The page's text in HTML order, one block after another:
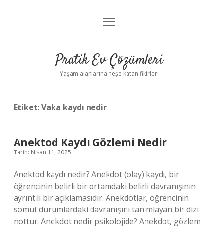
Anasayfa
Yasal Uyarı
menüyü
Pratik Ev Çözümleri
Yaşam alanlarına neşe katan fikirler!
Etiket:Vaka kaydı nedir
Anektod Kaydı Gözlemi Nedir
Tarih: Nisan 11, 2025
Anektod kaydı nedir? Anekdot (olay) kaydı, bir
öğrencinin belirli bir ortamdaki belirli davranışının
ayrıntılı bir açıklamasıdır. Anekdotlar, öğrencinin
somut durumlardaki davranışını tanımlayan bir dizi
nottur. Anekdot nedir psikolojide? Anekdot, gözlem